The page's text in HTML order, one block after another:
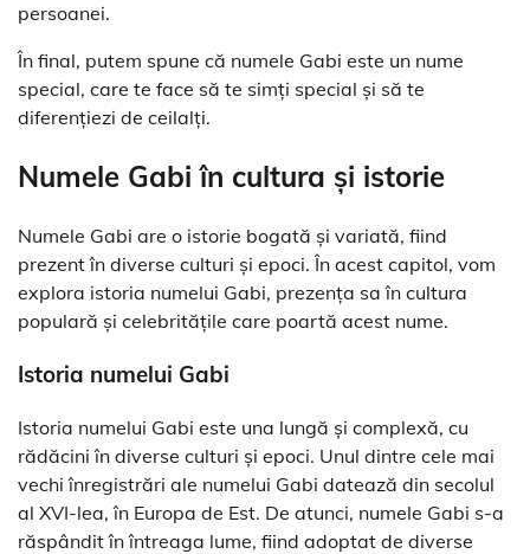
persoanei.
În final, putem spune că numele Gabi este un nume
special, care te face să te simți special și să te
diferențiezi de ceilalți.
Numele Gabi în cultura și istorie
Numele Gabi are o istorie bogată și variată, fiind
prezent în diverse culturi și epoci. În acest capitol, vom
explora istoria numelui Gabi, prezența sa în cultura
populară și celebritățile care poartă acest nume.
Istoria numelui Gabi
Istoria numelui Gabi este una lungă și complexă, cu
rădăcini în diverse culturi și epoci. Unul dintre cele mai
vechi înregistrări ale numelui Gabi datează din secolul
al XVI-lea, în Europa de Est. De atunci, numele Gabi s-a
răspândit în întreaga lume, fiind adoptat de diverse